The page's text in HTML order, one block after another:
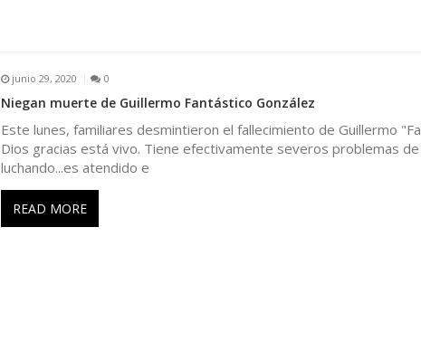
junio 29, 2020 0
Niegan muerte de Guillermo Fantástico González
Este lunes, familiares desmintieron el fallecimiento de Guillermo
Dios gracias está vivo. Tiene efectivamente severos problemas
luchando...es atendido e
READ MORE